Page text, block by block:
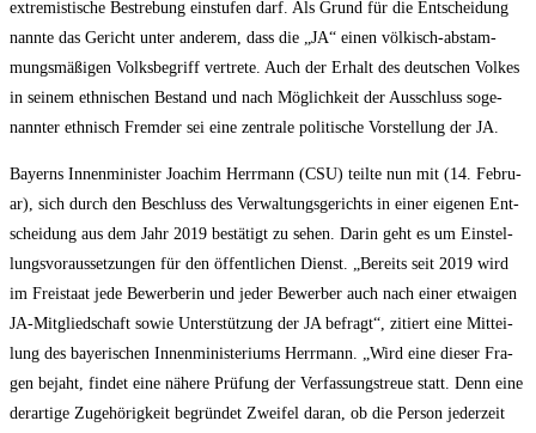
extre­mis­ti­sche Bestre­bung ein­stu­fen darf. Als Grund für die Ent­schei­dung
nann­te das Gericht unter ande­rem, dass die „JA“ einen völ­kisch-abstam­
mungs­mä­ßi­gen Volks­be­griff ver­tre­te. Auch der Erhalt des deut­schen Vol­kes
in sei­nem eth­ni­schen Bestand und nach Mög­lich­keit der Aus­schluss soge­
nann­ter eth­nisch Frem­der sei eine zen­tra­le poli­ti­sche Vor­stel­lung der JA.
Bay­erns Innen­mi­nis­ter Joa­chim Herr­mann (CSU) teil­te nun mit (14. Febru­
ar), sich durch den Beschluss des Ver­wal­tungs­ge­richts in einer eige­nen Ent­
schei­dung aus dem Jahr 2019 bestä­tigt zu sehen. Dar­in geht es um Ein­stel­
lungs­vor­aus­set­zun­gen für den öffent­li­chen Dienst. „Bereits seit 2019 wird
im Frei­staat jede Bewer­be­rin und jeder Bewer­ber auch nach einer etwa­igen
JA-Mit­glied­schaft sowie Unter­stüt­zung der JA befragt“, zitiert eine Mit­tei­
lung des baye­ri­schen Innen­mi­nis­te­ri­ums Herr­mann. „Wird eine die­ser Fra­
gen bejaht, fin­det eine nähe­re Prü­fung der Ver­fas­sungs­treue statt. Denn eine
der­ar­ti­ge Zuge­hö­rig­keit begrün­det Zwei­fel dar­an, ob die Per­son jeder­zeit